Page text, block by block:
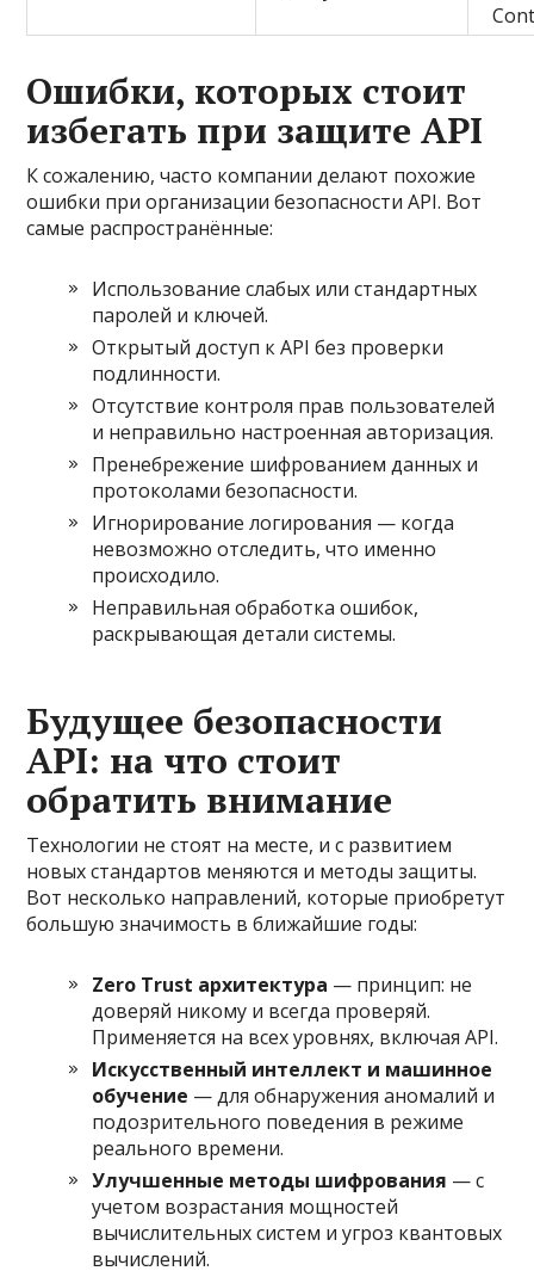
Ошибки, которых стоит
избегать при защите API
К сожалению, часто компании делают похожие
ошибки при организации безопасности API. Вот
самые распространённые:
Использование слабых или стандартных
паролей и ключей.
Открытый доступ к API без проверки
подлинности.
Отсутствие контроля прав пользователей
и неправильно настроенная авторизация.
Пренебрежение шифрованием данных и
протоколами безопасности.
Игнорирование логирования — когда
невозможно отследить, что именно
происходило.
Неправильная обработка ошибок,
раскрывающая детали системы.
Будущее безопасности
API: на что стоит
обратить внимание
Технологии не стоят на месте, и с развитием
новых стандартов меняются и методы защиты.
Вот несколько направлений, которые приобретут
большую значимость в ближайшие годы:
Zero Trust архитектура — принцип: не
доверяй никому и всегда проверяй.
Применяется на всех уровнях, включая API.
Искусственный интеллект и машинное
обучение — для обнаружения аномалий и
подозрительного поведения в режиме
реального времени.
Улучшенные методы шифрования — с
учетом возрастания мощностей
вычислительных систем и угроз квантовых
вычислений.